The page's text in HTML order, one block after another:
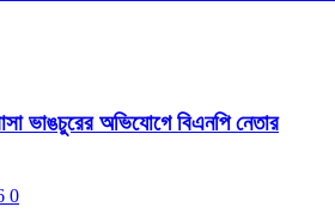
ভাঙচুরের অভিযোগে বিএনপি নেতার
0